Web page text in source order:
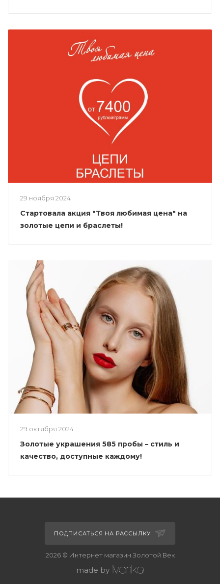
29 ноября 2024
Стартовала акция "Твоя любимая цена" на
золотые цепи и браслеты!
29 октября 2024
Золотые украшения 585 пробы – стиль и
качество, доступные каждому!
ПОДПИСАТЬСЯ НА РАССЫЛКУ
2026 © Интернет магазин Золотой Век
made by